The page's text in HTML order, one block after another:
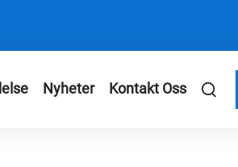
Nyheter Kontakt Oss